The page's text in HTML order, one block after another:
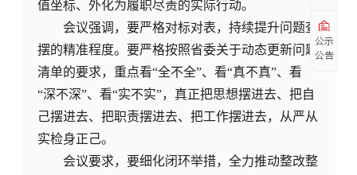
值坐标、外化为履职尽责的实际行动。
会议强调，要严格对标对表，持续提升问题查
摆的精准程度。要严格按照省委关于动态更新问题
清单的要求，重点看“全不全”、看“真不真”、看
“深不深”、看“实不实”，真正把思想摆进去、把自
己摆进去、把职责摆进去、把工作摆进去，从严从
实检身正己。
会议要求，要细化闭环举措，全力推动整改整
公示
公告